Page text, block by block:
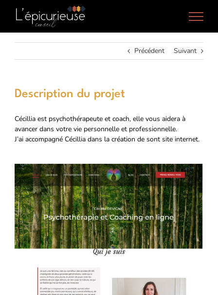
Précédent Suivant
Description du projet
Cécillia est psychothérapeute et coach, elle vous aidera à
avancer dans votre vie personnelle et professionnelle.
J’ai accompagné Cécillia dans la création de sont site internet.